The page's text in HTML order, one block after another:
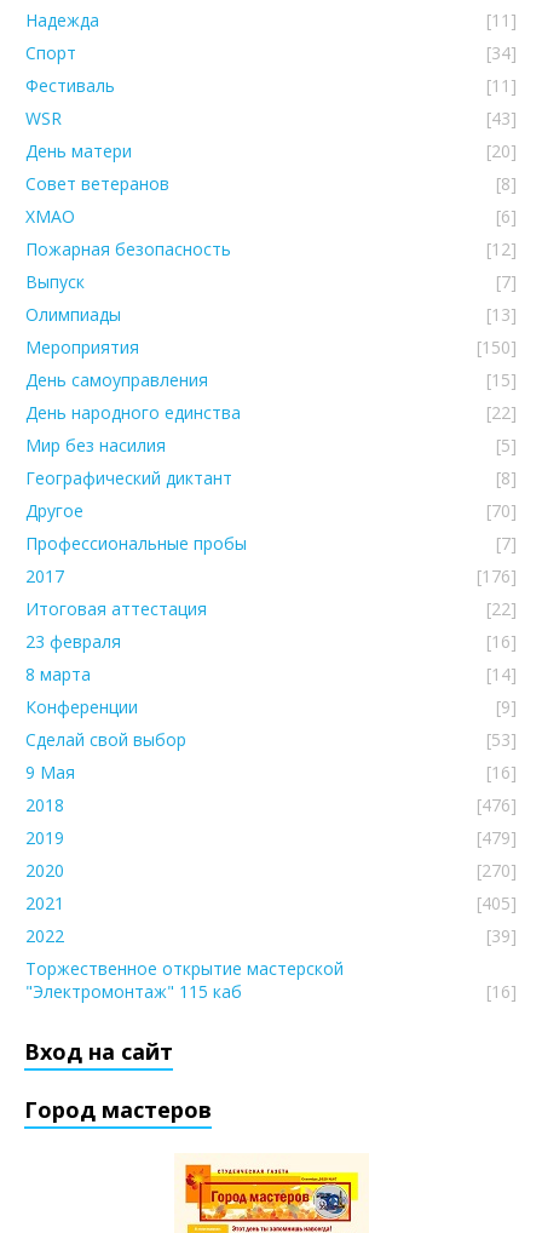
Надежда
[11]
Спорт
[34]
Фестиваль
[11]
WSR
[43]
День матери
[20]
Совет ветеранов
[8]
ХМАО
[6]
Пожарная безопасность
[12]
Выпуск
[7]
Олимпиады
[13]
Мероприятия
[150]
День самоуправления
[15]
День народного единства
[22]
Мир без насилия
[5]
Географический диктант
[8]
Другое
[70]
Профессиональные пробы
[7]
2017
[176]
Итоговая аттестация
[22]
23 февраля
[16]
8 марта
[14]
Конференции
[9]
Сделай свой выбор
[53]
9 Мая
[16]
2018
[476]
2019
[479]
2020
[270]
2021
[405]
2022
[39]
Торжественное открытие мастерской
"Электромонтаж" 115 каб
[16]
Вход на сайт
Город мастеров